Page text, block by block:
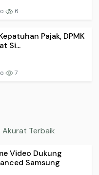
6
Pajak, DPMK
Si...
7
Terbaik
Video Dukung
Samsung